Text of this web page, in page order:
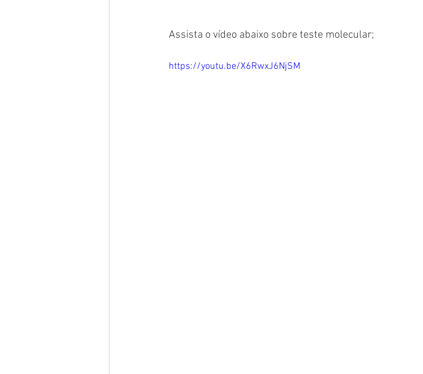
Assista o vídeo abaixo sobre teste molecular;
https://youtu.be/X6RwxJ6NjSM